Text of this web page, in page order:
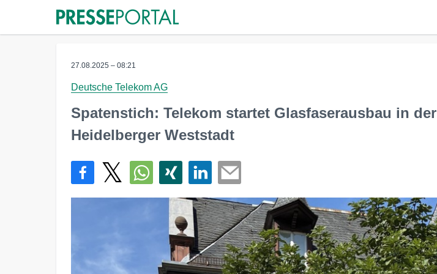
27.08.2025 – 08:21
Deutsche Telekom AG
Spatenstich: Telekom startet Glasfaserausbau in der
Heidelberger Weststadt